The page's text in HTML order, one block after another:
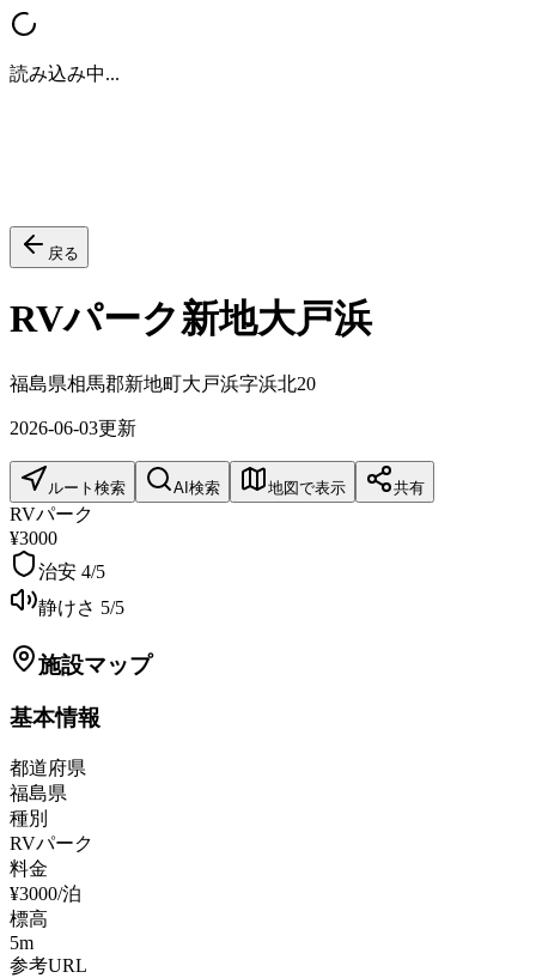
読み込み中...
戻る
RVパーク新地大戸浜
福島県相馬郡新地町大戸浜字浜北20
2026-06-03更新
ルート検索 AI検索 地図で表示 共有
RVパーク
¥3000
治安 4/5
静けさ 5/5
施設マップ
基本情報
都道府県
福島県
種別
RVパーク
料金
¥3000/泊
標高
5m
参考URL